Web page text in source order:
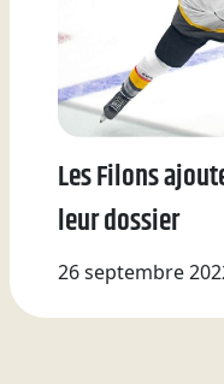
Les Filons
leur dossier
26 septembre